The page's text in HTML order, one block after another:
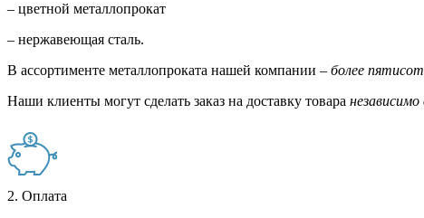
– цветной металлопрокат
– нержавеющая сталь.
В ассортименте металлопроката нашей компании – более
Наши клиенты могут сделать заказ на доставку товара
2. Оплата